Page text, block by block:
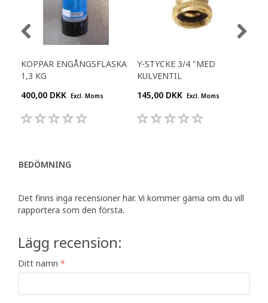
KOPPAR ENGÅNGSFLASKA
1,3 KG
400,00 DKK Excl. Moms
Y-STYCKE 3/4 "MED
KULVENTIL
145,00 DKK Excl. Moms
BEDÖMNING
Det finns inga recensioner här. Vi kommer gärna om du vill
rapportera som den första.
Lägg recension:
Ditt namn